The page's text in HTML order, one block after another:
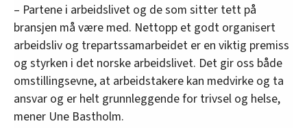
– Partene i arbeidslivet og de som sitter tett på
bransjen må være med. Nettopp et godt organisert
arbeidsliv og trepartssamarbeidet er en viktig premiss
og styrken i det norske arbeidslivet. Det gir oss både
omstillingsevne, at arbeidstakere kan medvirke og ta
ansvar og er helt grunnleggende for trivsel og helse,
mener Une Bastholm.